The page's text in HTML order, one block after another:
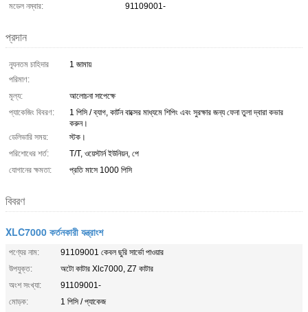
মডেল নম্বার:
91109001-
প্রদান
ন্যূনতম চাহিদার
পরিমাণ:
1 জামায়
মূল্য:
আলোচনা সাপেক্ষে
প্যাকেজিং বিবরণ:
1 পিসি / ব্যাগ, কার্টন বাক্সের মাধ্যমে শিপিং এবং সুরক্ষার জন্য ফেনা তুলা দ্বারা কভার
করুন।
ডেলিভারি সময়:
স্টক।
পরিশোধের শর্ত:
T/T, ওয়েস্টার্ন ইউনিয়ন, পে
যোগানের ক্ষমতা:
প্রতি মাসে 1000 পিসি
বিবরণ
XLC7000 কর্তনকারী যন্ত্রাংশ
পণ্যের নাম:
91109001 কেবল ছুরি সার্ভো পাওয়ার
উপযুক্ত:
অটো কাটার Xlc7000, Z7 কাটার
অংশ সংখ্যা:
91109001-
মোড়ক:
1 পিসি / প্যাকেজ